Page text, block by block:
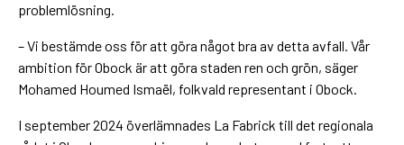
problemlösning.
– Vi bestämde oss för att göra något bra av detta avfall. Vår
ambition för Obock är att göra staden ren och grön, säger
Mohamed Houmed Ismaël, folkvald representant i Obock.
I september 2024 överlämnades La Fabrick till det regionala